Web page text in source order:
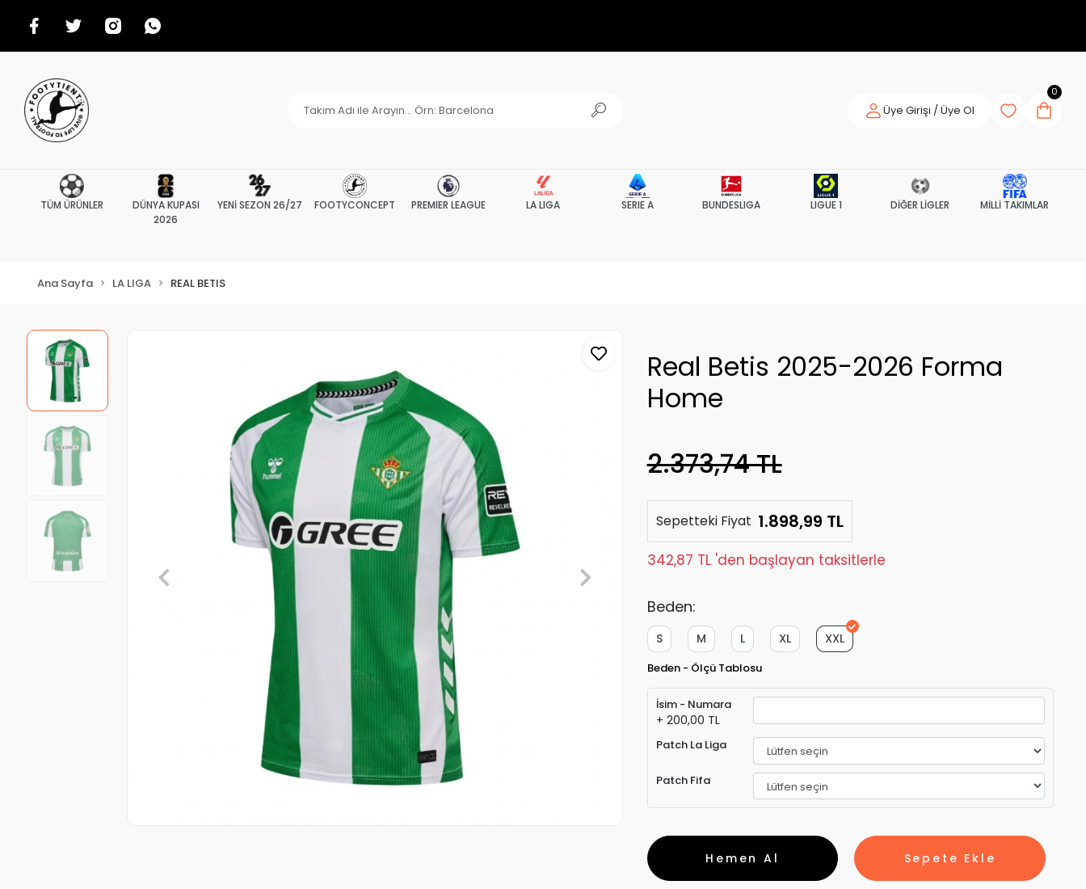
Üye Girişi / Üye Ol
0
TÜM ÜRÜNLER
DÜNYA KUPASI
2026
YENİ SEZON 26/27 FOOTYCONCEPT PREMIER LEAGUE LA LIGA SERIE A BUNDESLIGA LIGUE 1 DİĞER LİGLER MİLLİ TAKIMLAR
Ana Sayfa LA LIGA REAL BETIS
Real Betis 2025-2026 Forma
Home
2.373,74 TL
Sepetteki Fiyat 1.898,99 TL
342,87 TL 'den başlayan taksitlerle
Beden:
XXL
XL
L
M
S
Beden - Ölçü Tablosu
İsim - Numara
+ 200,00 TL
Patch La Liga
Patch Fifa
Sepete Ekle
Hemen Al